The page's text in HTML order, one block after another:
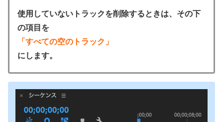
使用していないトラックを削除するときは、その下
の項目を
「すべての空のトラック」
にします。